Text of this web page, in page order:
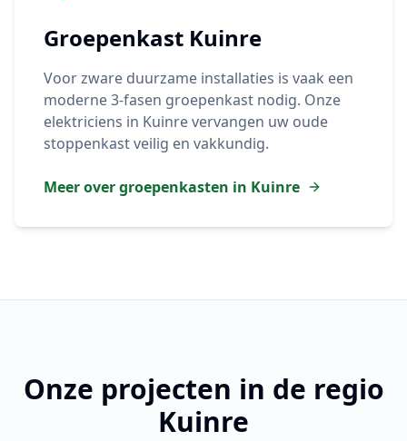
Groepenkast Kuinre
Voor zware duurzame installaties is vaak een
moderne 3-fasen groepenkast nodig. Onze
elektriciens in Kuinrevervangen uw oude
stoppenkast veilig en vakkundig.
Meer over groepenkasten in Kuinre
Onze projecten in de regio
Kuinre